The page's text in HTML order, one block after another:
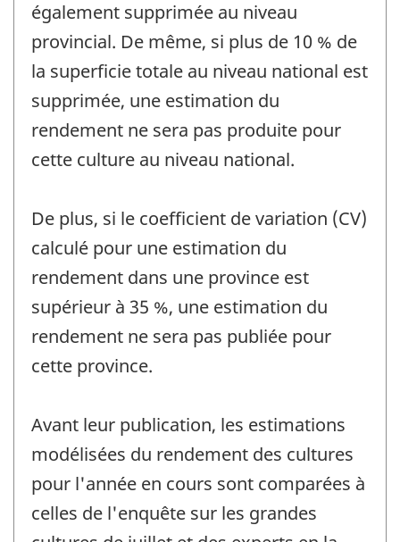
également supprimée au niveau
provincial. De même, si plus de 10 % de
la superficie totale au niveau national est
supprimée, une estimation du
rendement ne sera pas produite pour
cette culture au niveau national.
De plus, si le coefficient de variation (CV)
calculé pour une estimation du
rendement dans une province est
supérieur à 35 %, une estimation du
rendement ne sera pas publiée pour
cette province.
Avant leur publication, les estimations
modélisées du rendement des cultures
pour l'année en cours sont comparées à
celles de l'enquête sur les grandes